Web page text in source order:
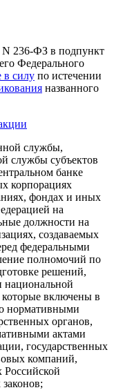
N 236-ФЗ в подпункт
Федерального
в силу по истечении
названного
службы,
службы субъектов
банке
корпорациях
фондах и иных
на
должности на
создаваемых
федеральными
полномочий по
решений,
национальной
включены в
нормативными
органов,
актами
государственных
компаний,